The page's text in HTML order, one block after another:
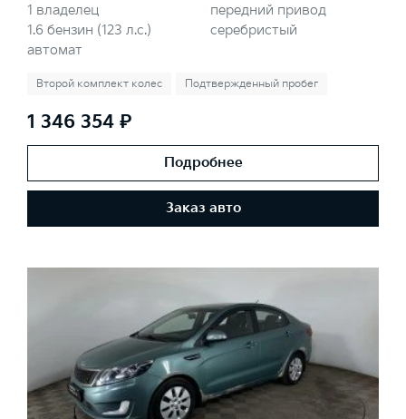
1 владелец
1.6 бензин (123 л.с.)
автомат
передний привод
серебристый
Второй комплект колес Подтвержденный пробег
1 346 354 ₽
Подробнее
Заказ авто